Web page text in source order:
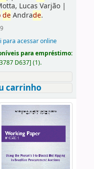
Lucas Varjão|
deAndrade.
para acessar online
para empréstimo:
D637] (1).
carrinho